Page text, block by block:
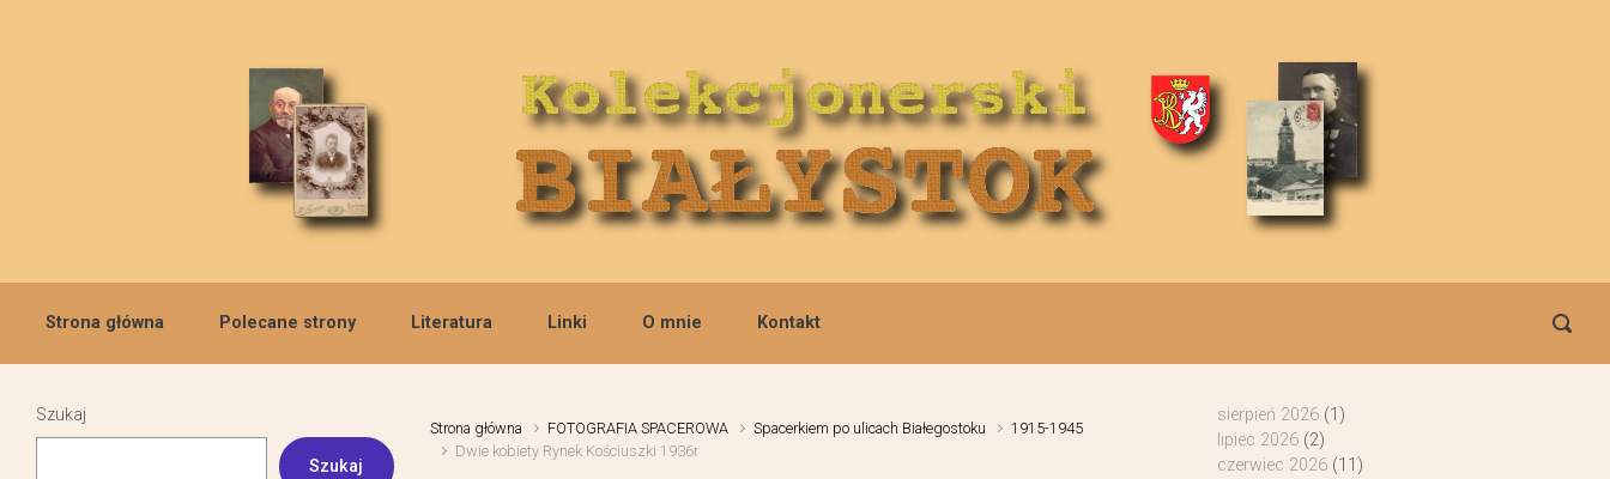
Strona główna Polecane strony Literatura Linki O mnie Kontakt
Strona główna FOTOGRAFIA SPACEROWA Spacerkiem po ulicach Białegostoku
1915-1945
Dwie kobiety Rynek Kościuszki 1936r
Szukaj
Szukaj
sierpień 2026(1)
lipiec 2026(2)
czerwiec 2026(11)